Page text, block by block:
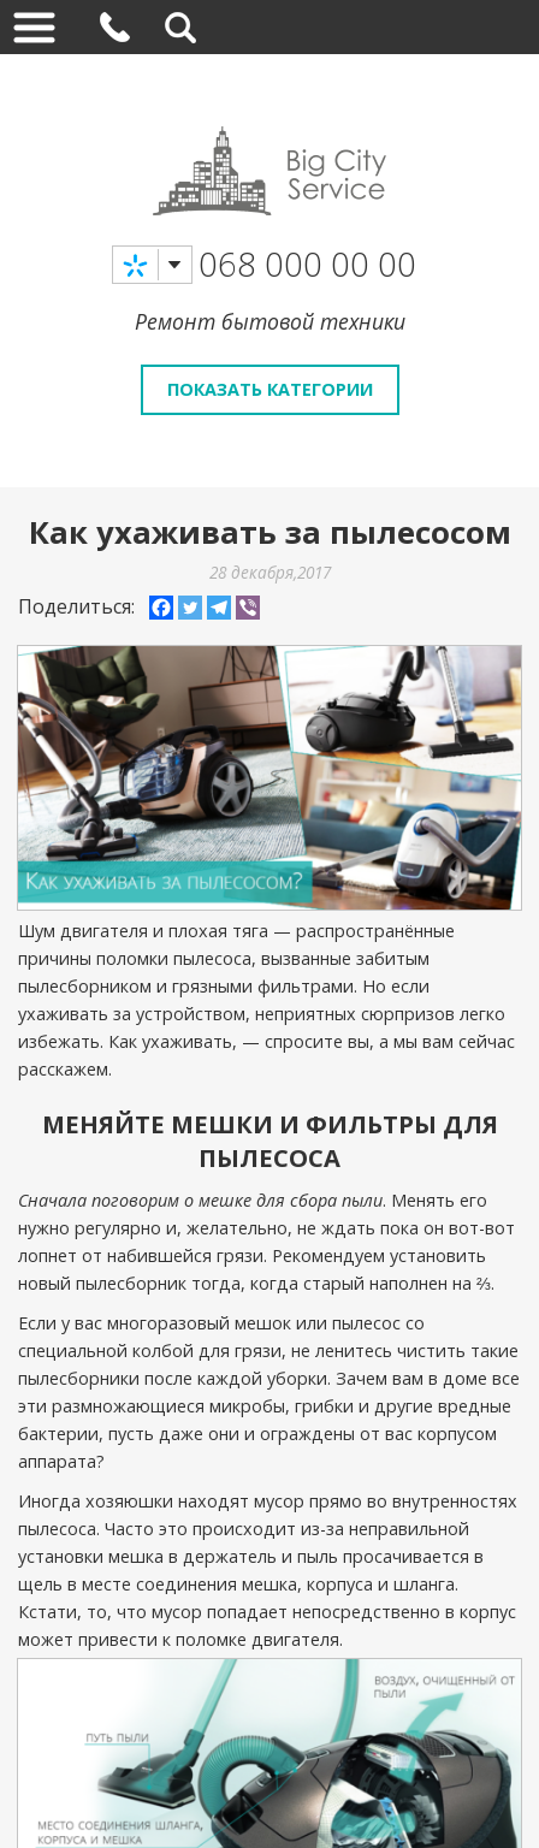
068 000 00 00
Ремонт бытовой техники
ПОКАЗАТЬ КАТЕГОРИИ
Как ухаживать за пылесосом
28 декабря,2017
Поделиться:
Шум двигателя и плохая тяга — распространённые
причины поломки пылесоса, вызванные забитым
пылесборником и грязными фильтрами. Но если
ухаживать за устройством, неприятных сюрпризов легко
избежать. Как ухаживать, — спросите вы, а мы вам сейчас
расскажем.
МЕНЯЙТЕ МЕШКИ И ФИЛЬТРЫ ДЛЯ
ПЫЛЕСОСА
Сначала поговорим о мешке для сбора пыли. Менять его
нужно регулярно и, желательно, не ждать пока он вот-вот
лопнет от набившейся грязи. Рекомендуем установить
новый пылесборник тогда, когда старый наполнен на ⅔.
Если у вас многоразовый мешок или пылесос со
специальной колбой для грязи, не ленитесь чистить такие
пылесборники после каждой уборки. Зачем вам в доме все
эти размножающиеся микробы, грибки и другие вредные
бактерии, пусть даже они и ограждены от вас корпусом
аппарата?
Иногда хозяюшки находят мусор прямо во внутренностях
пылесоса. Часто это происходит из-за неправильной
установки мешка в держатель и пыль просачивается в
щель в месте соединения мешка, корпуса и шланга.
Кстати, то, что мусор попадает непосредственно в корпус
может привести к поломке двигателя.